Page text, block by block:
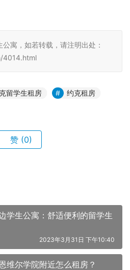
寓，如若转载，请注明出处：
4014.html
留学生租房
约克租房
赞 (0)
学生公寓：舒适便利的留学生
2023年3月31日 下午10:40
维尔学院附近怎么租房？